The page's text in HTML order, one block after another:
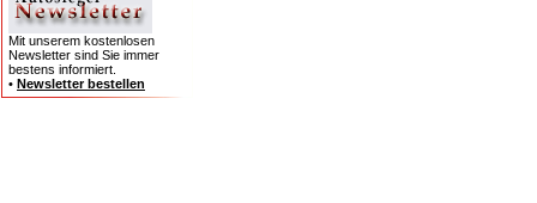
Mit unserem kostenlosen
Newsletter sind Sie immer
bestens informiert.
• Newsletter bestellen